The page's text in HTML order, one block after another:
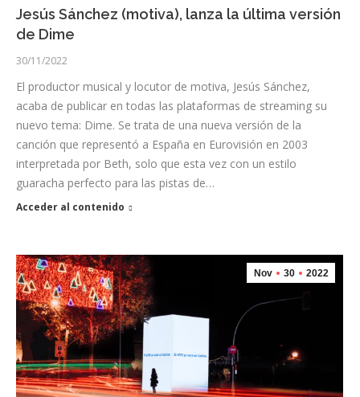
Jesús Sánchez (motiva), lanza la última versión
de Dime
30/11/2022
El productor musical y locutor de motiva, Jesús Sánchez,
acaba de publicar en todas las plataformas de streaming su
nuevo tema: Dime. Se trata de una nueva versión de la
canción que representó a España en Eurovisión en 2003
interpretada por Beth, solo que esta vez con un estilo
guaracha perfecto para las pistas de…
Acceder al contenido
Nov 30 2022